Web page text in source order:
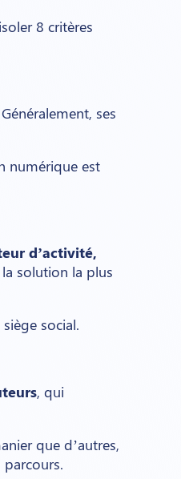
8 critères
ses
numérique est
d’activité,
solution la plus
social.
, qui
que d’autres,